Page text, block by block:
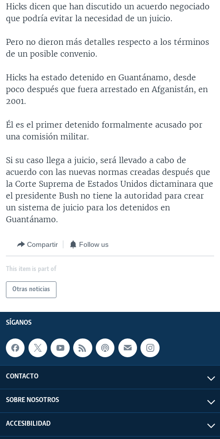
VENEZUELA
BRASIL
NICARAGUA
ECONOMÍA
ENTRETENIMIENTO Y CULTURA
TECNOLOGÍA
DEPORTES
CIENCIA Y SALUD
MULTIMEDIA
VIDEOS
FOTOGRAFÍA
AUDIOS
PROGRAMAS TV
EL MUNDO AL DÍA
FORO INTERAMERICANO
VISIÓN 360
LAS CLAVES
RADIO
AVANCE INFORMATIVO
AUDIONOTICIAS
BUENOS DÍAS AMÉRICA
EL MUNDO AL DÍA [RADIO]
DEPORTIVO INTERNACIONAL
NOTA ECONÓMICA
ENTRETENIMIENTO
DIRECT
DOCUMENTALES DE LA VOA
Learning English
SÍGANOS
Idiomas
Hicks dicen que han discutido un acuerdo negociado
que podría evitar la necesidad de un juicio.
Pero no dieron más detalles respecto a los términos
de un posible convenio.
Hicks ha estado detenido en Guantánamo, desde
poco después que fuera arrestado en Afganistán, en
2001.
Él es el primer detenido formalmente acusado por
una comisión militar.
Si su caso llega a juicio, será llevado a cabo de
acuerdo con las nuevas normas creadas después que
la Corte Suprema de Estados Unidos dictaminara que
el presidente Bush no tiene la autoridad para crear
un sistema de juicio para los detenidos en
Guantánamo.
Compartir Follow us
This item is part of
Otras noticias
SÍGANOS
CONTACTO
SOBRE NOSOTROS
ACCESIBILIDAD